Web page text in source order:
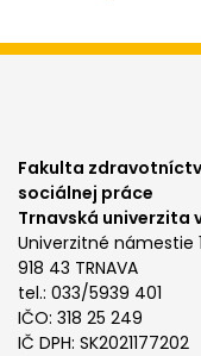
Fakulta
sociálnej práce
Trnavská univerzita
Univerzitné námestie 1
918 43 TRNAVA
tel.: 033/5939 401
IČO: 318 25 249
IČ DPH: SK2021177202